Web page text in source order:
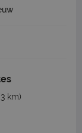
km)